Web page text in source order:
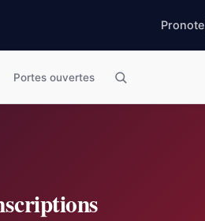
Pronote
Portes ouvertes